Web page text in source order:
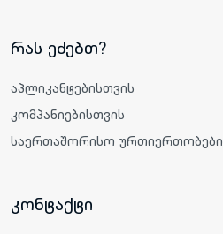
რას ეძებთ?
აპლიკანტებისთვის
კომპანიებისთვის
საერთაშორისო ურთიერთობები
კონტაქტი